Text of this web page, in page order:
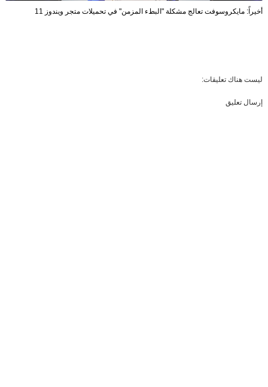
أخيراً: مايكروسوفت تعالج مشكلة "البطء المزمن" في تحميلات متجر ويندوز 11
ليست هناك تعليقات:
إرسال تعليق